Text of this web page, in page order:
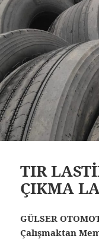
TIR
ÇIKMA
GÜLSER
Çalışmaktan